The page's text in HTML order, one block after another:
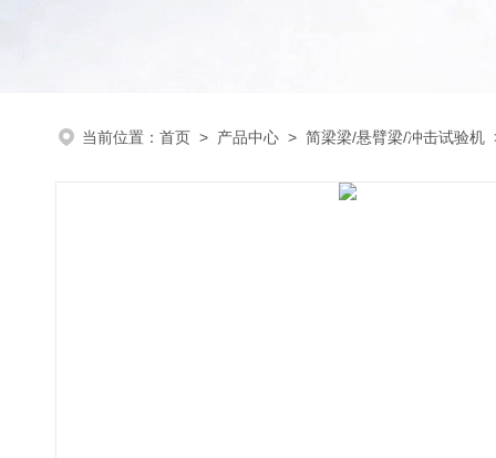
当前位置： 首页 > 产品中心 > 简梁梁/悬臂梁/冲击试验机